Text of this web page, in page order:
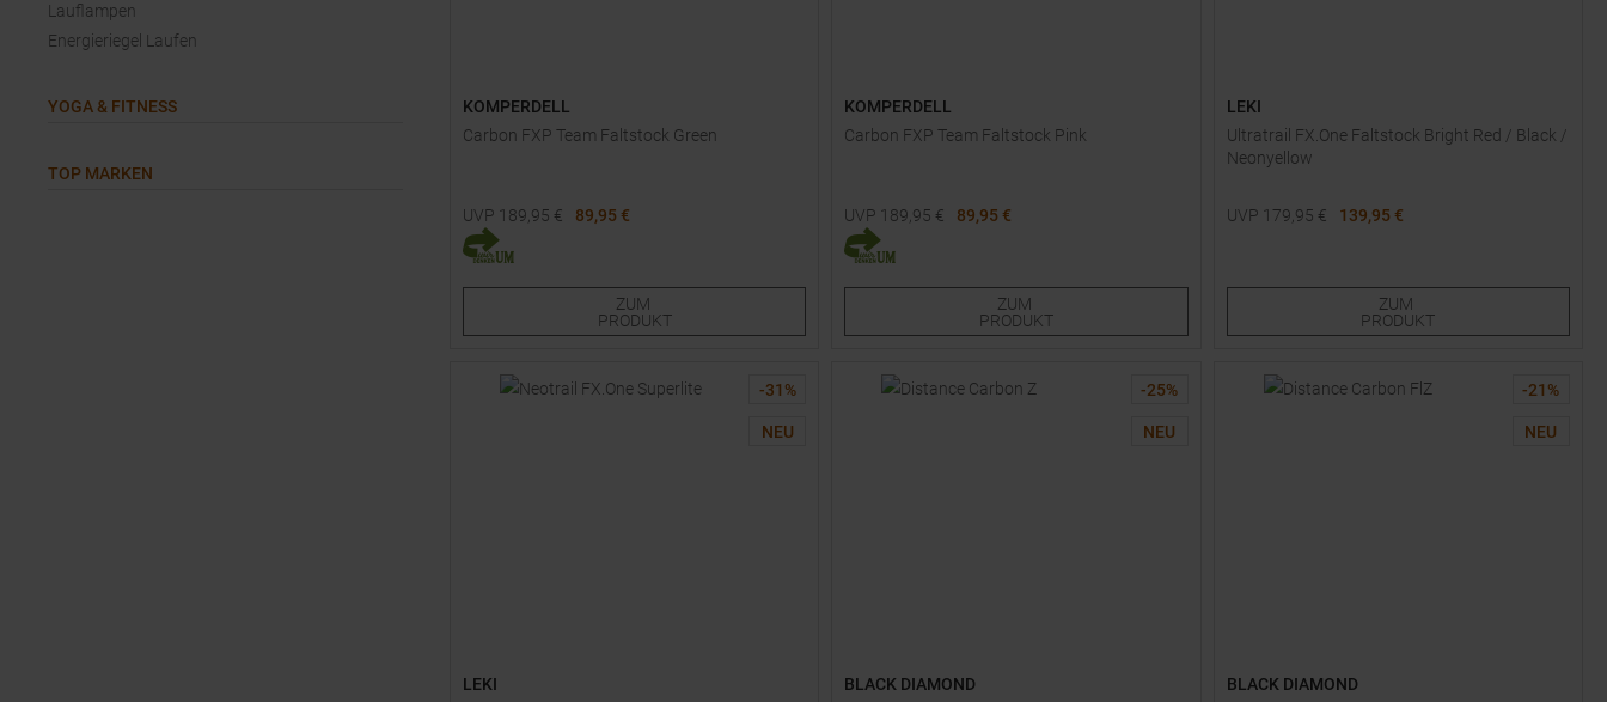
Lauflampen
Energieriegel Laufen
YOGA & FITNESS
TOP MARKEN
KOMPERDELL
Carbon FXP Team Faltstock Green
UVP 189,95 €
89,95 €
Verfügbare Größen:
ZUM
PRODUKT
KOMPERDELL
Carbon FXP Team Faltstock Pink
UVP 189,95 €
89,95 €
Verfügbare Größen:
ZUM
PRODUKT
LEKI
Ultratrail FX.One Faltstock Bright Red / Black /
Neonyellow
UVP 179,95 €
139,95 €
ZUM
PRODUKT
-31 %
NEU
LEKI
-25%
NEU
BLACK DIAMOND
-21 %
NEU
BLACK DIAMOND